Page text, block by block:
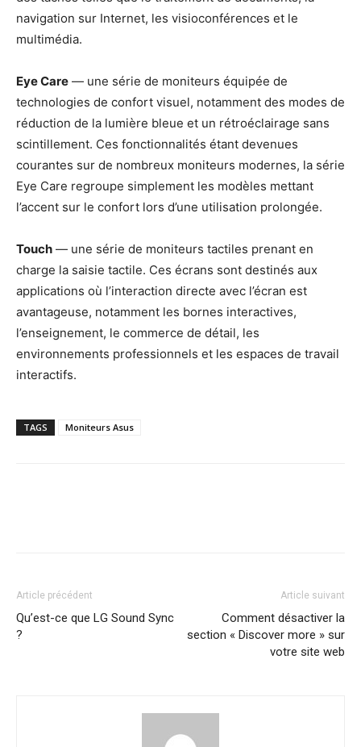
navigation sur Internet, les visioconférences et le
multimédia.
Eye Care — une série de moniteurs équipée de
technologies de confort visuel, notamment des modes de
réduction de la lumière bleue et un rétroéclairage sans
scintillement. Ces fonctionnalités étant devenues
courantes sur de nombreux moniteurs modernes, la série
Eye Care regroupe simplement les modèles mettant
l’accent sur le confort lors d’une utilisation prolongée.
Touch — une série de moniteurs tactiles prenant en
charge la saisie tactile. Ces écrans sont destinés aux
applications où l’interaction directe avec l’écran est
avantageuse, notamment les bornes interactives,
l’enseignement, le commerce de détail, les
environnements professionnels et les espaces de travail
interactifs.
TAGS Moniteurs Asus
Article précédent
Qu’est-ce que LG Sound Sync
?
Article suivant
Comment désactiver la
section « Discover more » sur
votre site web